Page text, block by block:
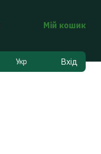
Мій кошик
Укр Вхід